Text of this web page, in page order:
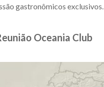
gastronômicos exclusivos.
Oceania Club